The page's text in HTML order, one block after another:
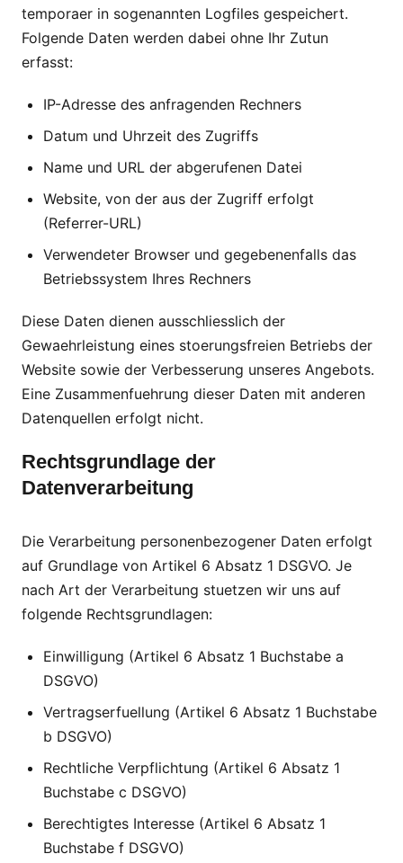
temporaer in sogenannten Logfiles gespeichert.
Folgende Daten werden dabei ohne Ihr Zutun
erfasst:
IP-Adresse des anfragenden Rechners
Datum und Uhrzeit des Zugriffs
Name und URL der abgerufenen Datei
Website, von der aus der Zugriff erfolgt
(Referrer-URL)
Verwendeter Browser und gegebenenfalls das
Betriebssystem Ihres Rechners
Diese Daten dienen ausschliesslich der
Gewaehrleistung eines stoerungsfreien Betriebs der
Website sowie der Verbesserung unseres Angebots.
Eine Zusammenfuehrung dieser Daten mit anderen
Datenquellen erfolgt nicht.
Rechtsgrundlage der
Datenverarbeitung
Die Verarbeitung personenbezogener Daten erfolgt
auf Grundlage von Artikel 6 Absatz 1 DSGVO. Je
nach Art der Verarbeitung stuetzen wir uns auf
folgende Rechtsgrundlagen:
Einwilligung (Artikel 6 Absatz 1 Buchstabe a
DSGVO)
Vertragserfuellung (Artikel 6 Absatz 1 Buchstabe
b DSGVO)
Rechtliche Verpflichtung (Artikel 6 Absatz 1
Buchstabe c DSGVO)
Berechtigtes Interesse (Artikel 6 Absatz 1
Buchstabe f DSGVO)